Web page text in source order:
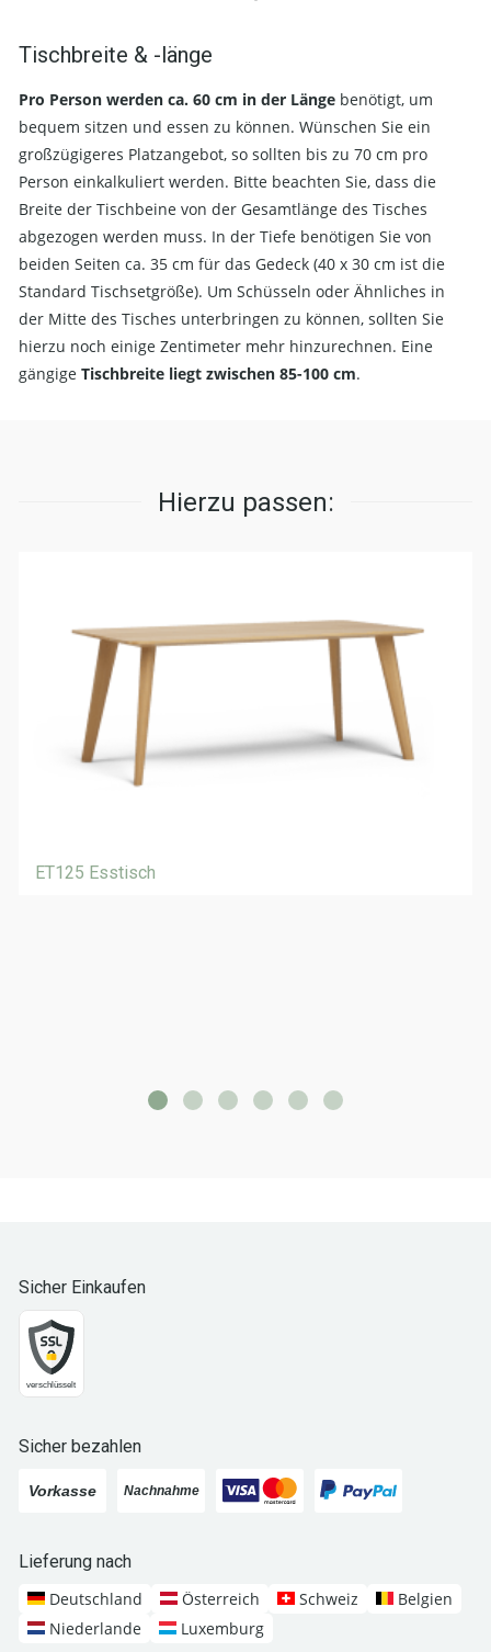
Tischbreite & -länge
Pro Person werden ca. 60 cm in der Länge benötigt, um
bequem sitzen und essen zu können. Wünschen Sie ein
großzügigeres Platzangebot, so sollten bis zu 70 cm pro
Person einkalkuliert werden. Bitte beachten Sie, dass die
Breite der Tischbeine von der Gesamtlänge des Tisches
abgezogen werden muss. In der Tiefe benötigen Sie von
beiden Seiten ca. 35 cm für das Gedeck (40 x 30 cm ist die
Standard Tischsetgröße). Um Schüsseln oder Ähnliches in
der Mitte des Tisches unterbringen zu können, sollten Sie
hierzu noch einige Zentimeter mehr hinzurechnen. Eine
gängige Tischbreite liegt zwischen 85-100 cm.
Hierzu passen:
ET125 Esstisch
Sicher Einkaufen
Sicher bezahlen
Lieferung nach
Deutschland
Österreich Schweiz
Belgien
Niederlande
Luxemburg